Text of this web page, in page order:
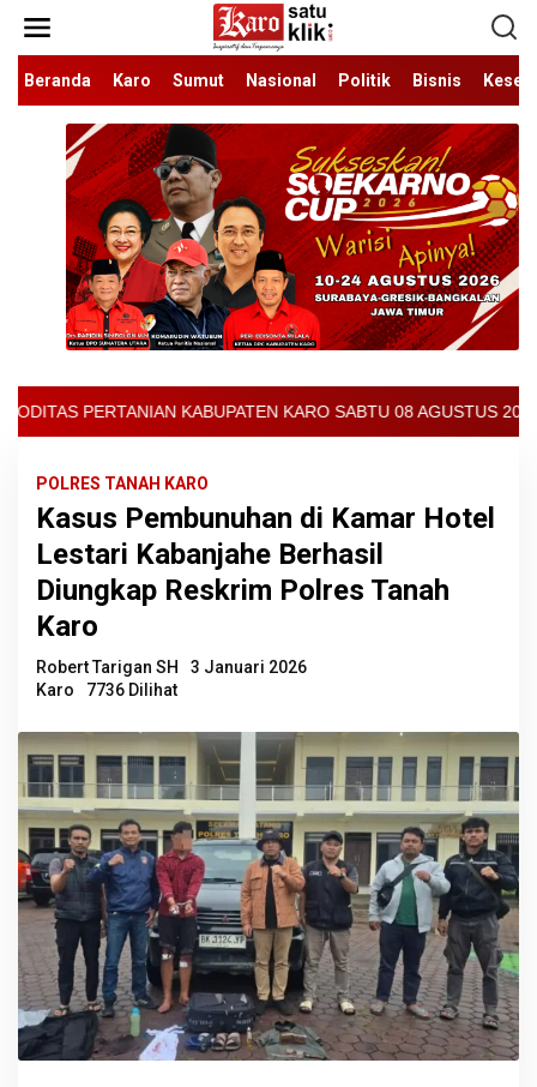
konten
Beranda
Karo Sumut Nasional Politik Bisnis
KARO SABTU 08 AGUSTUS 2026 - ARCIS
POLRES TANAH KARO
Kasus Pembunuhan di Kamar Hotel
Lestari Kabanjahe Berhasil
Diungkap Reskrim Polres Tanah
Karo
Robert Tarigan SH
3 Januari 2026
Karo
7736 Dilihat